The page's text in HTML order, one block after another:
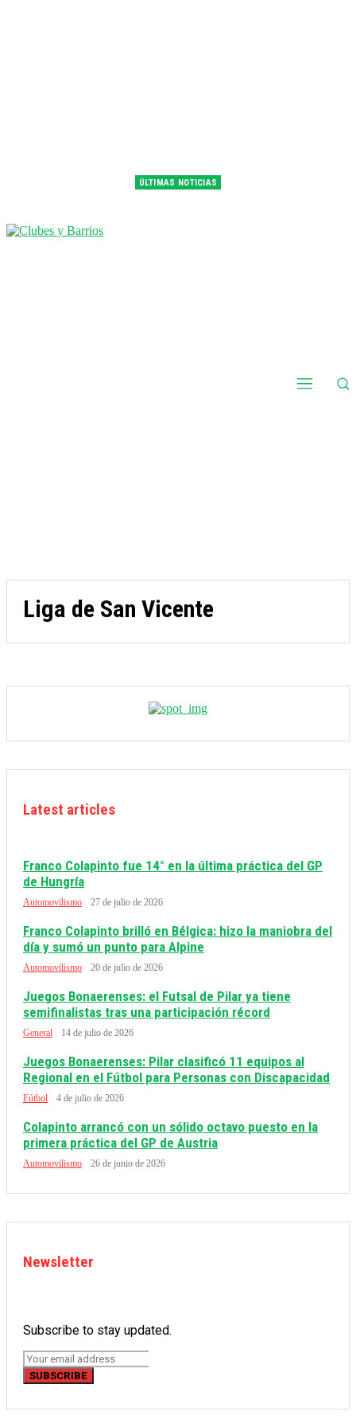
ÚLTIMAS NOTICIAS
Liga de San Vicente
Latest articles
Franco Colapinto fue 14° en la última práctica del GP
de Hungría
Automovilismo 27 de julio de 2026
Franco Colapinto brilló en Bélgica: hizo la maniobra del
día y sumó un punto para Alpine
Automovilismo 20 de julio de 2026
Juegos Bonaerenses: el Futsal de Pilar ya tiene
semifinalistas tras una participación récord
General 14 de julio de 2026
Juegos Bonaerenses: Pilar clasificó 11 equipos al
Regional en el Fútbol para Personas con Discapacidad
Fútbol 4 de julio de 2026
Colapinto arrancó con un sólido octavo puesto en la
primera práctica del GP de Austria
Automovilismo 26 de junio de 2026
Newsletter
Subscribe to stay updated.
SUBSCRIBE